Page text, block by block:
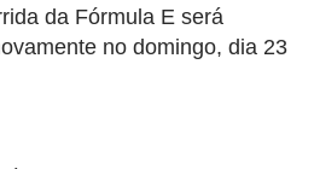
da Fórmula E será
no domingo, dia 23